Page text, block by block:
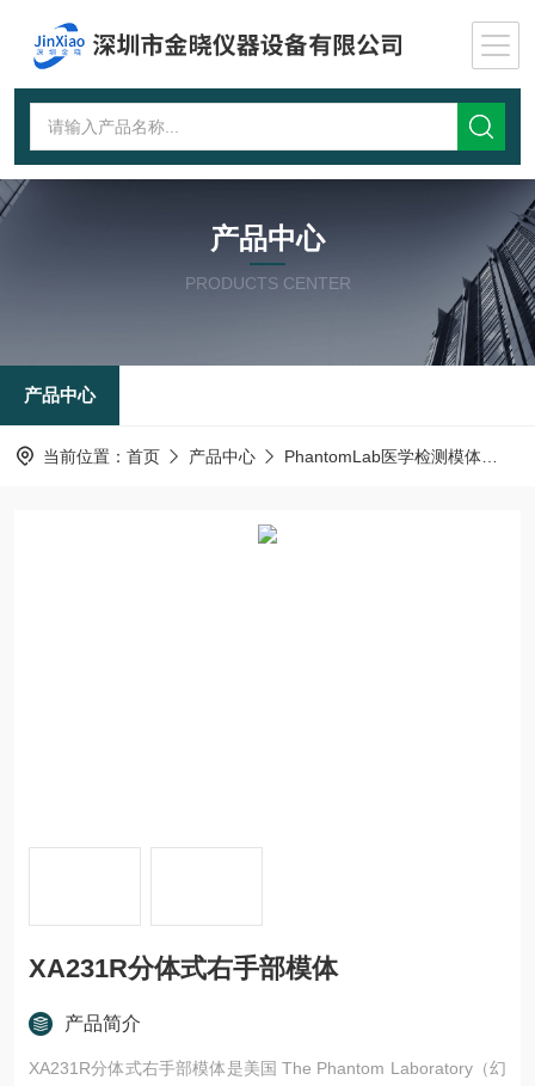
产品中心
PRODUCTS CENTER
产品中心
当前位置： 首页 产品中心 PhantomLab医学检测模体
XA231R分体式右手部模体
产品简介
XA231R分体式右手部模体是美国 The Phantom Laboratory（幻